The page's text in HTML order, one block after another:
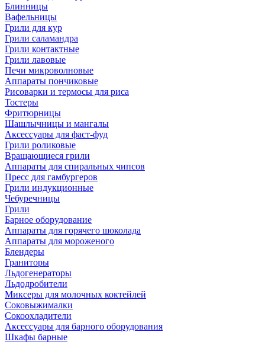
Блинницы
Вафельницы
Грили для кур
Грили саламандра
Грили контактные
Грили лавовые
Печи микроволновые
Аппараты пончиковые
Рисоварки и термосы для риса
Тостеры
Фритюрницы
Шашлычницы и мангалы
Аксессуары для фаст-фуд
Грили роликовые
Вращающиеся грили
Аппараты для спиральных чипсов
Пресс для гамбургеров
Грили индукционные
Чебуречницы
Грили
Барное оборудование
Аппараты для горячего шоколада
Аппараты для мороженого
Блендеры
Граниторы
Льдогенераторы
Льдодробители
Миксеры для молочных коктейлей
Соковыжималки
Сокоохладители
Аксессуары для барного оборудования
Шкафы барные